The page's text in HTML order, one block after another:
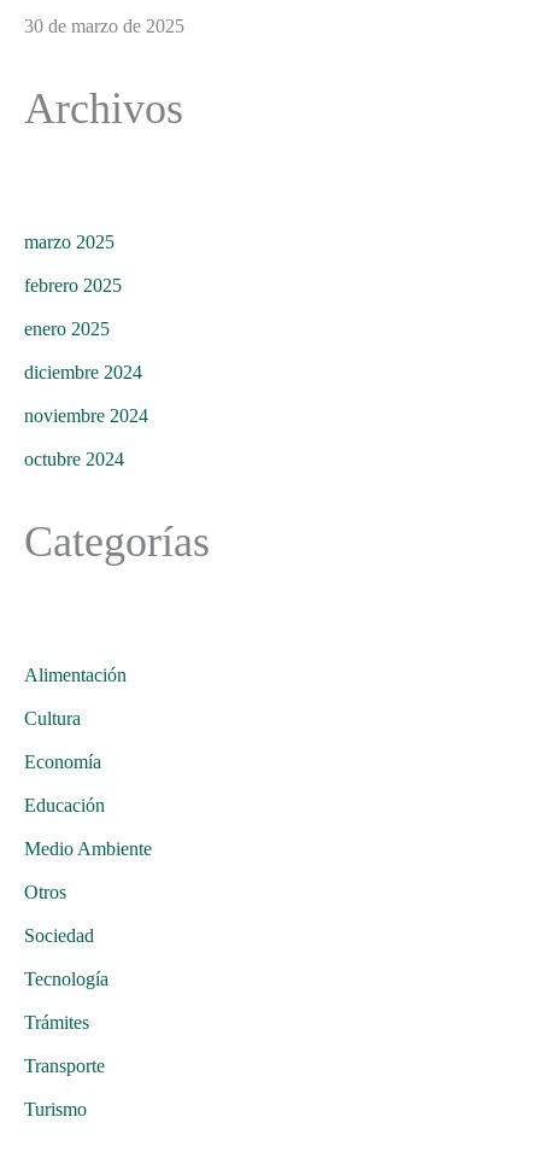
30 de marzo de 2025
Archivos
marzo 2025
febrero 2025
enero 2025
diciembre 2024
noviembre 2024
octubre 2024
Categorías
Alimentación
Cultura
Economía
Educación
Medio Ambiente
Otros
Sociedad
Tecnología
Trámites
Transporte
Turismo